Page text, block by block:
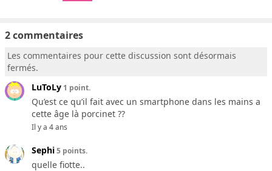
2 commentaires
Les commentaires pour cette discussion sont désormais
fermés.
LuToLy 1 point.
Qu’est ce qu’il fait avec un smartphone dans les mains a
cette âge là porcinet ??
Il y a 4 ans
Sephi5 points.
quelle fiotte..